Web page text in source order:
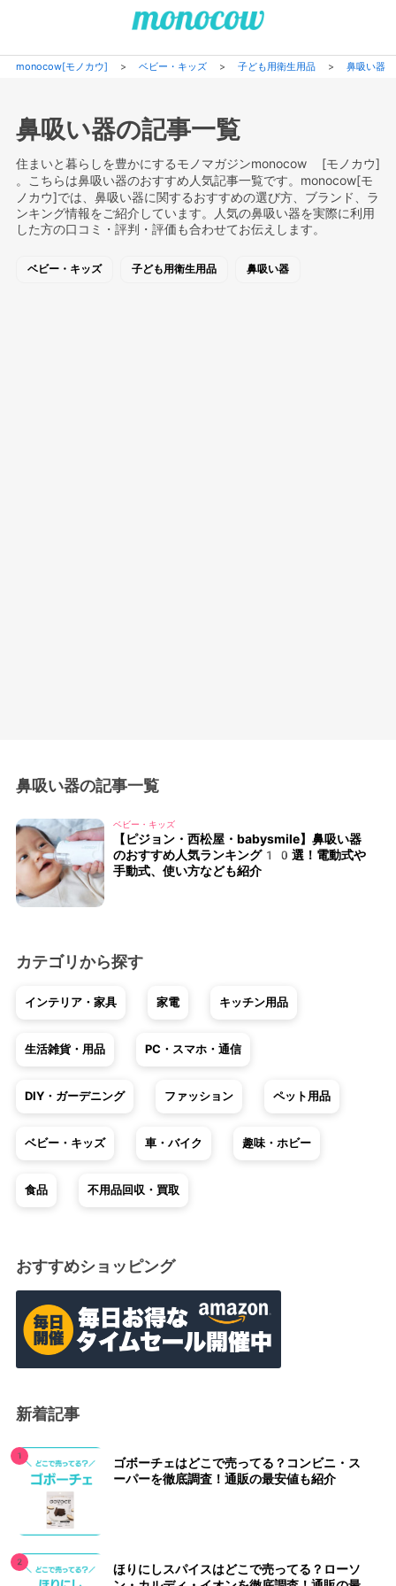
monocow[モノカウ] > ベビー・キッズ> 子ども用衛生用品> 鼻吸い器
鼻吸い器の記事一覧
住まいと暮らしを豊かにするモノマガジンmonocow [モノカウ]
。こちらは鼻吸い器のおすすめ人気記事一覧です。monocow[モ
ノカウ]では、鼻吸い器に関するおすすめの選び方、ブランド、ラ
ンキング情報をご紹介しています。人気の鼻吸い器を実際に利用
した方の口コミ・評判・評価も合わせてお伝えします。
ベビー・キッズ 子ども用衛生用品 鼻吸い器
鼻吸い器の記事一覧
ベビー・キッズ
【ピジョン・西松屋・babysmile】鼻吸い器
のおすすめ人気ランキング10選！電動式や
手動式、使い方なども紹介
カテゴリから探す
インテリア・家具 家電 キッチン用品
生活雑貨・用品 PC・スマホ・通信
DIY・ガーデニング ファッション ペット用品
ベビー・キッズ 車・バイク 趣味・ホビー
食品 不用品回収・買取
おすすめショッピング
新着記事
ゴボーチェはどこで売ってる？コンビニ・ス
ーパーを徹底調査！通販の最安値も紹介
ほりにしスパイスはどこで売ってる？ローソ